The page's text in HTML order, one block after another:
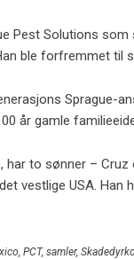
Pest Solutions
ble forfremmet til
Sprague-
år gamle
har to sønner –
vestlige USA. Han
, PCT, samler,